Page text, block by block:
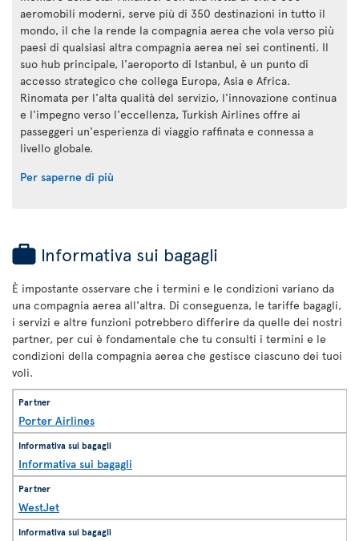
aeromobili moderni, serve più di 350 destinazioni in tutto il
mondo, il che la rende la compagnia aerea che vola verso più
paesi di qualsiasi altra compagnia aerea nei sei continenti. Il
suo hub principale, l'aeroporto di Istanbul, è un punto di
accesso strategico che collega Europa, Asia e Africa.
Rinomata per l'alta qualità del servizio, l'innovazione continua
e l'impegno verso l'eccellenza, Turkish Airlines offre ai
passeggeri un'esperienza di viaggio raffinata e connessa a
livello globale.
Per saperne di più
Informativa sui bagagli
È impostante osservare che i termini e le condizioni variano da
una compagnia aerea all'altra. Di conseguenza, le tariffe bagagli,
i servizi e altre funzioni potrebbero differire da quelle dei nostri
partner, per cui è fondamentale che tu consulti i termini e le
condizioni della compagnia aerea che gestisce ciascuno dei tuoi
voli.
Porter Airlines
Informativa sui bagagli
WestJet